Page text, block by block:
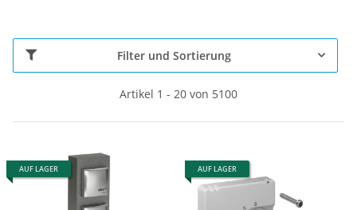
Filter und Sortierung
Artikel 1 - 20 von 5100
AUF LAGER AUF LAGER